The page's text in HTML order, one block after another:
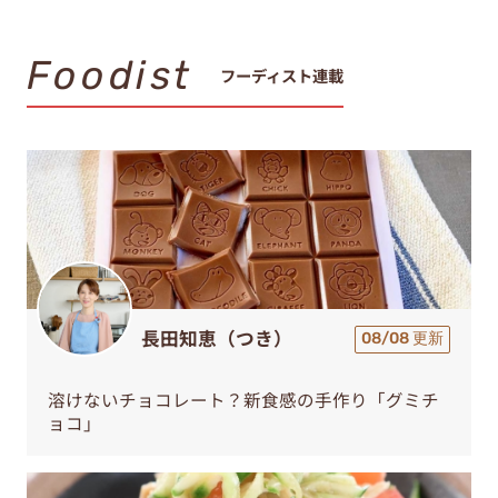
Foodist フーディスト連載
長田知恵（つき） 08/08 更新
溶けないチョコレート？新食感の手作り「グミチ
ョコ」